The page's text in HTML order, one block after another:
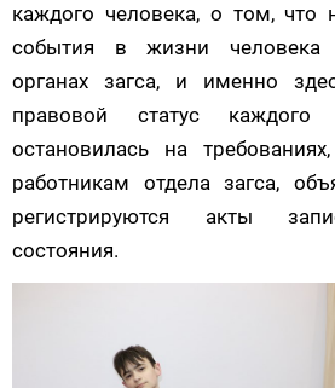
каждого человека, о том, что
события в жизни человека
органах загса, и именно
правовой статус каждого
остановилась на
работникам отдела загса,
регистрируются акты
состояния.